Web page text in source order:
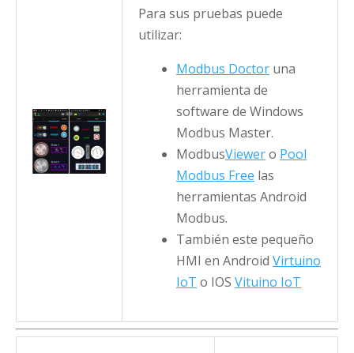
Para sus pruebas puede
utilizar:
Modbus Doctor una
herramienta de
software de Windows
Modbus Master.
ModbusViewero Pool
Modbus Free las
herramientas Android
Modbus.
También este pequeño
HMI en Android Virtuino
IoT o IOS Vituino IoT